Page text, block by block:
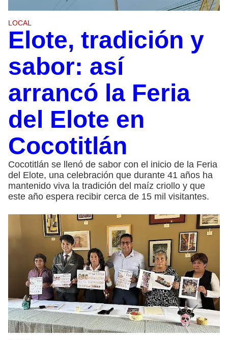
LOCAL
Elote, tradición y
sabor: así
arrancó la Feria
del Elote en
Cocotitlán
Cocotitlán se llenó de sabor con el inicio de la Feria
del Elote, una celebración que durante 41 años ha
mantenido viva la tradición del maíz criollo y que
este año espera recibir cerca de 15 mil visitantes.